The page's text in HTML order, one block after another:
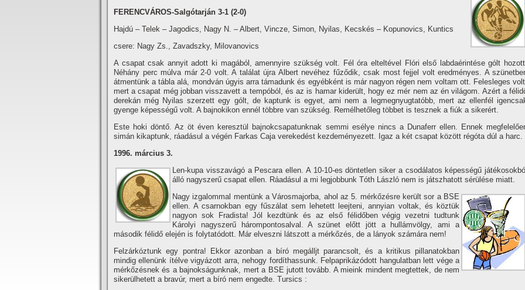
FERENCVÁROS-Salgótarján 3-1 (2-0)
Hajdú – Telek – Jagodics, Nagy N. – Albert, Vincze, Simon, Nyilas, Kecskés – Kopunovics, Kuntics
csere: Nagy Zs., Zavadszky, Milovanovics
A csapat csak annyit adott ki magából, amennyire szükség volt. Fél óra elteltével Flóri első labdaérintése gólt
Néhány perc múlva már 2-0 volt. A találat újra Albert nevéhez fűződik, csak most fejjel volt eredményes. A
átmentünk a tábla alá, mondván úgyis arra támadunk és egyébként is már nagyon régen nem voltam ott. Felesleges
mert a csapat még jobban visszavett a tempóból, és az is hamar kiderült, hogy ez mér nem az én világom. Azért a
derekán még Nyilas szerzett egy gólt, de kaptunk is egyet, ami nem a legmegnyugtatóbb, mert az ellenfél
gyenge képességű volt. A bajnokikon ennél többre van szükség. Remélhetőleg többet is tesznek a fiúk a sikerért.
Este hoki döntő. Az öt éven keresztül bajnokcsapatunknak semmi esélye nincs a Dunaferr ellen. Ennek
simán kikaptunk, ráadásul a végén Farkas Caja verekedést kezdeményezett. Igaz a két csapat között régóta dúl a harc.
1996. március 3.
Len-kupa visszavágó a Pescara ellen. A 10-10-es döntetlen siker a csodálatos képességű játékosokból
álló nagyszerű csapat ellen. Ráadásul a mi legjobbunk Tóth László nem is játszhatott sérülése miatt.
Nagy izgalommal mentünk a Városmajorba, ahol az 5. mérkőzésre került sor a BSE
ellen. A csarnokban egy fűszálat sem lehetett leejteni, annyian voltak, és köztük
nagyon sok Fradista! Jól kezdtünk és az első félidőben végig vezetni tudtunk
Károlyi nagyszerű hárompontosalval. A szünet előtt jött a hullámvölgy, ami a
második félidő elején is folytatódott. Már elveszni látszott a mérkőzés, de a lányok számára nem!
Felzárkóztunk egy pontra! Ekkor azonban a bí­ró megálljt parancsolt, és a kritikus pillanatokban
mindig ellenünk í­télve vigyázott arra, nehogy fordí­thassunk. Felpaprikázódott hangulatban lett vége a
mérkőzésnek és a bajnokságunknak, mert a BSE jutott tovább. A mieink mindent megtettek, de nem
sikerülhetett a bravúr, mert a bí­ró nem engedte. Tursics :